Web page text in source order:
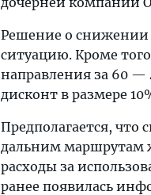
Решение о снижении
ситуацию. Кроме
направления за 60 —
дисконт в размере
Предполагается, что
дальним маршрутам
расходы за
ранее появилась